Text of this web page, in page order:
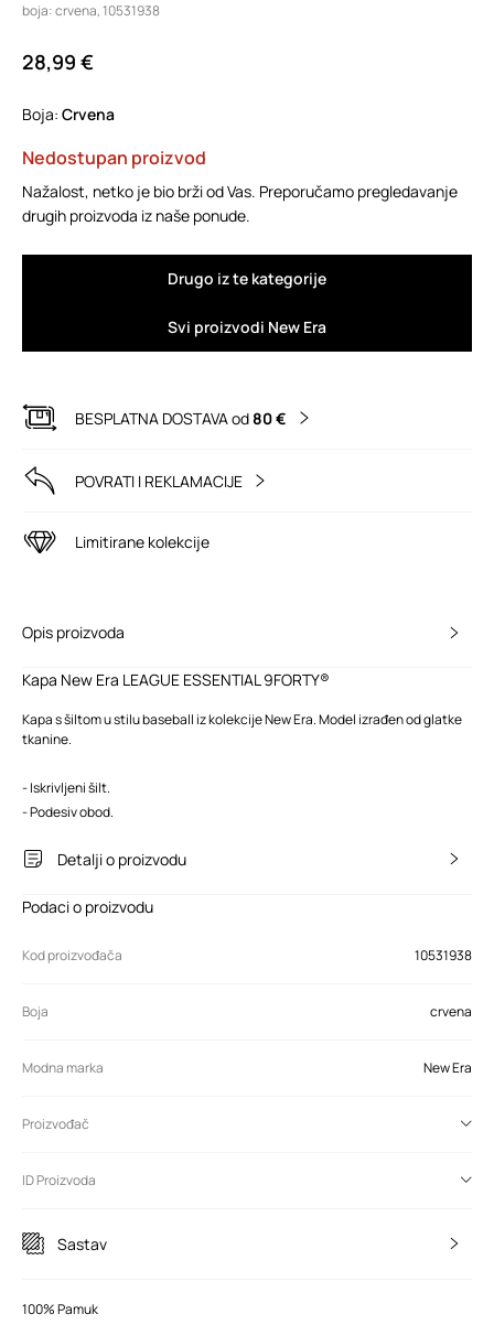
boja: crvena, 10531938
28,99 €
Boja: crvena
Nedostupan proizvod
Nažalost, netko je bio brži od Vas. Preporučamo pregledavanje
drugih proizvoda iz naše ponude.
Drugo iz te kategorije
Svi proizvodi New Era
BESPLATNA DOSTAVA od80 €
POVRATI I REKLAMACIJE
Limitirane kolekcije
Opis proizvoda
Kapa New Era LEAGUE ESSENTIAL 9FORTY®
Kapa s šiltom u stilu baseball iz kolekcije New Era. Model izrađen od glatke
tkanine.
- Iskrivljeni šilt.
- Podesiv obod.
Detalji o proizvodu
Podaci o proizvodu
Kod proizvođača 10531938
Boja crvena
Modna marka New Era
Proizvođač
ID Proizvoda
Sastav
100% Pamuk